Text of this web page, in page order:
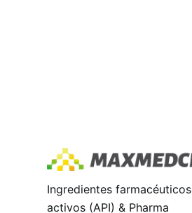
Ingredientes farmacéuticos
activos (API) & Pharma